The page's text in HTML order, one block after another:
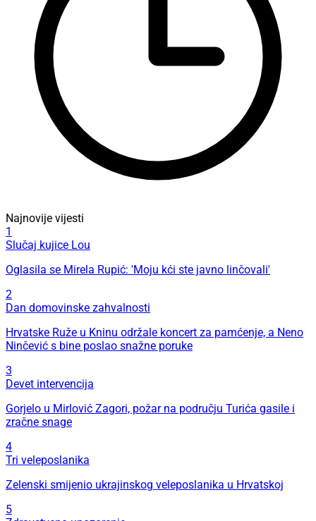
Najnovije vijesti
1
Slučaj kujice Lou
Oglasila se Mirela Rupić: 'Moju kći ste javno linčovali'
2
Dan domovinske zahvalnosti
Hrvatske Ruže u Kninu održale koncert za pamćenje, a Neno
Ninčević s bine poslao snažne poruke
3
Devet intervencija
Gorjelo u Mirlović Zagori, požar na području Turića gasile i
zračne snage
4
Tri veleposlanika
Zelenski smijenio ukrajinskog veleposlanika u Hrvatskoj
5